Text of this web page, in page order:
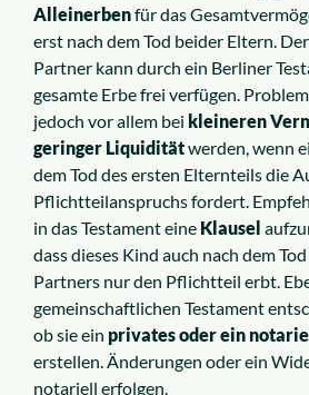
Alleinerbenfür das
erst nach dem Tod beider Eltern.
Partner kann durch ein Berliner
gesamte Erbe frei verfügen.
jedoch vor allem bei kleineren
geringer Liquiditätwerden, wenn
dem Tod des ersten Elternteils die
Pflichtteilanspruchs fordert.
in das Testament eine Klausel
dass dieses Kind auch nach dem
Partners nur den Pflichtteil erbt.
gemeinschaftlichen Testament
ob sie ein privates oder ein
erstellen. Änderungen oder ein
notariell erfolgen.